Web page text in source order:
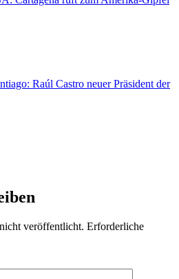
Raúl Castro neuer Präsident der
veröffentlicht. Erforderliche